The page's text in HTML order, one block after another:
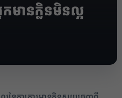
កមានក្លិនមិនល្អ